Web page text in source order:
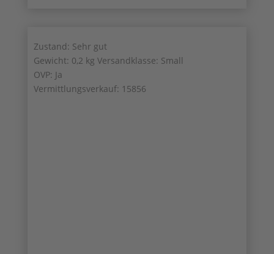
Zustand: Sehr gut
Gewicht: 0,2 kg Versandklasse: Small
OVP: Ja
Vermittlungsverkauf: 15856